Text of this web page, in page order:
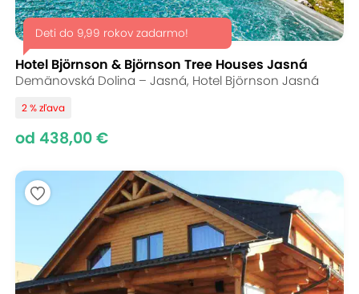
Deti do 9,99 rokov zadarmo!
Hotel Björnson & Björnson Tree Houses Jasná
Demänovská Dolina – Jasná, Hotel Björnson Jasná
2 % zľava
od 438,00 €